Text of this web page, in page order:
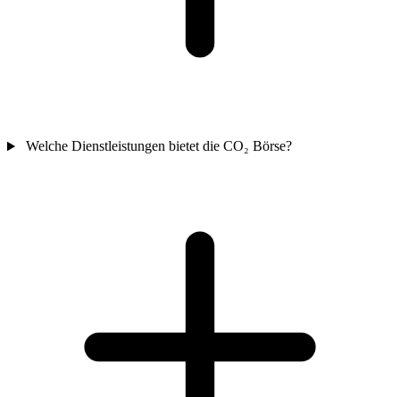
Welche Dienstleistungen bietet die CO₂ Börse?